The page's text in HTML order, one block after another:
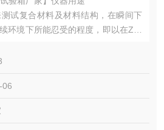
试复合材料及材料结构，在瞬间下
环境下所能忍受的程度，即以在Z短
、橡胶、电子...等材料，可作为其产
06